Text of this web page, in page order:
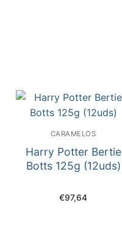
CARAMELOS
Harry Potter Bertie
Botts 125g (12uds)
€97,64